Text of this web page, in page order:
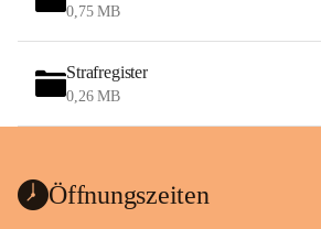
0,75 MB
Strafregister
0,26 MB
Öffnungszeiten